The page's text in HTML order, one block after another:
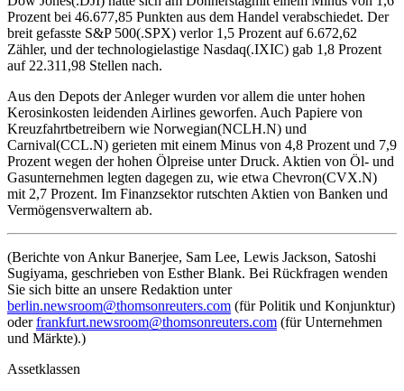
Prozent bei 46.677,85 Punkten aus dem Handel verabschiedet. Der
breit gefasste S&P 500(.SPX) verlor 1,5 Prozent auf 6.672,62
Zähler, und der technologielastige Nasdaq(.IXIC) gab 1,8 Prozent
auf 22.311,98 Stellen nach.
Aus den Depots der Anleger wurden vor allem die unter hohen
Kerosinkosten leidenden Airlines geworfen. Auch Papiere von
Kreuzfahrtbetreibern wie Norwegian(NCLH.N) und
Carnival(CCL.N) gerieten mit einem Minus von 4,8 Prozent und 7,9
Prozent wegen der hohen Ölpreise unter Druck. Aktien von Öl- und
Gasunternehmen legten dagegen zu, wie etwa Chevron(CVX.N)
mit 2,7 Prozent. Im Finanzsektor rutschten Aktien von Banken und
Vermögensverwaltern ab.
(Berichte von Ankur Banerjee, Sam Lee, Lewis Jackson, Satoshi
Sugiyama, geschrieben von Esther Blank. Bei Rückfragen wenden
Sie sich bitte an unsere Redaktion unter
berlin.newsroom@thomsonreuters.com (für Politik und Konjunktur)
oderfrankfurt.newsroom@thomsonreuters.com (für Unternehmen
und Märkte).)
Assetklassen